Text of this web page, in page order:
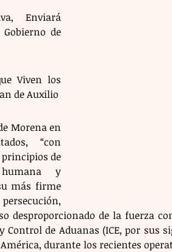
Enviará
de
Viven los
de Auxilio
Morena en
“con
de
humana y
más firme
desproporcionado de la fuerza
Control de Aduanas (ICE, por sus
durante los recientes